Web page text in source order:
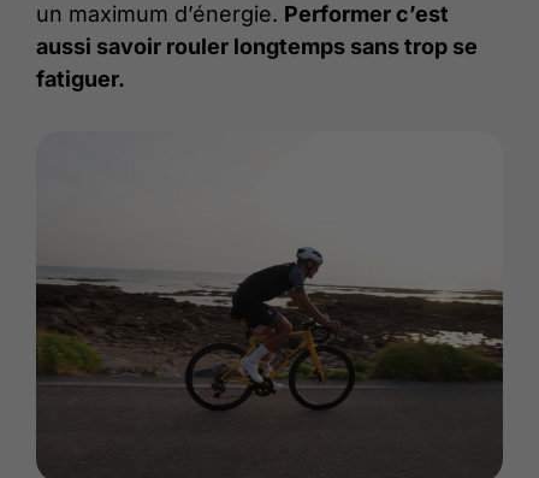
un maximum d’énergie. Performer c’est
aussi savoir rouler longtemps sans trop se
fatiguer.